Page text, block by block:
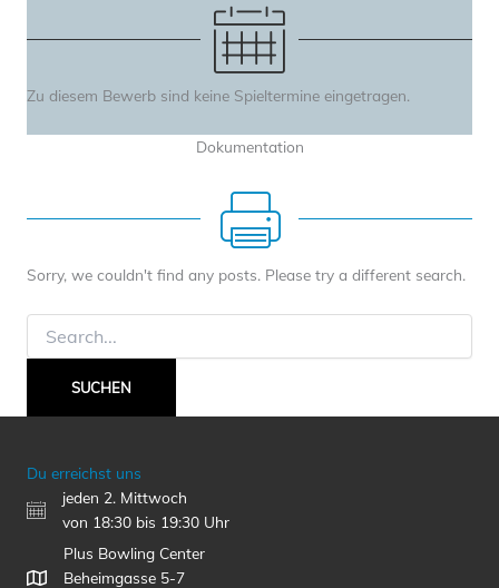
Zu diesem Bewerb sind keine Spieltermine eingetragen.
Dokumentation
Sorry, we couldn't find any posts. Please try a different search.
nach:
Du erreichst uns
jeden 2. Mittwoch
von 18:30 bis 19:30 Uhr
Plus Bowling Center
Beheimgasse 5-7